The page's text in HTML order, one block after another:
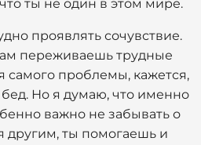
ты не один в этом мире.
проявлять сочувствие.
переживаешь трудные
самого проблемы, кажется,
Но я думаю, что именно
важно не забывать о
другим, ты помогаешь и